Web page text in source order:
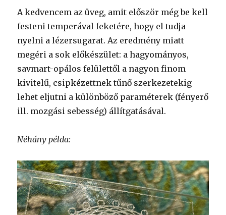
A kedvencem az üveg, amit először még be kell
festeni temperával feketére, hogy el tudja
nyelni a lézersugarat. Az eredmény miatt
megéri a sok előkészület: a hagyományos,
savmart-opálos felülettől a nagyon finom
kivitelű, csipkézettnek tűnő szerkezetekig
lehet eljutni a különböző paraméterek (fényerő
ill. mozgási sebesség) állítgatásával.
Néhány példa: